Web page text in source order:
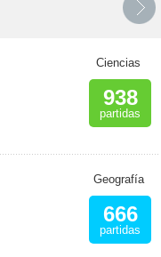
Ciencias
938
partidas
Geografía
666
partidas